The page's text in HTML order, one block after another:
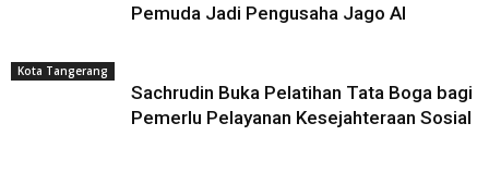
Pemuda Jadi Pengusaha Jago AI
Kota Tangerang
Sachrudin Buka Pelatihan Tata Boga bagi
Pemerlu Pelayanan Kesejahteraan Sosial